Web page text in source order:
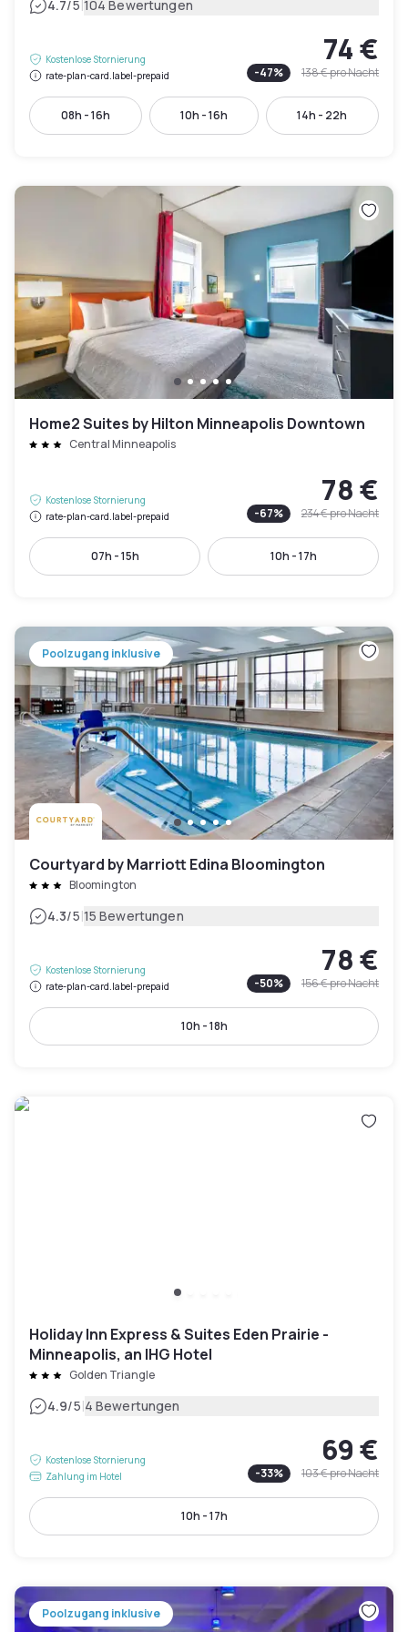
4.7/5 104 Bewertungen
Kostenlose Stornierung
rate-plan-card.label-prepaid
74 €
-47% 138 €pro Nacht
08h - 16h 10h - 16h 14h - 22h
Home2 Suites by Hilton Minneapolis Downtown
Central Minneapolis
Kostenlose Stornierung
rate-plan-card.label-prepaid
78 €
-67% 234 €pro Nacht
07h - 15h 10h - 17h
Poolzugang inklusive
Courtyard by Marriott Edina Bloomington
Bloomington
4.3/5|15 Bewertungen
Kostenlose Stornierung
rate-plan-card.label-prepaid
78 €
-50% 156 €pro Nacht
10h - 18h
Holiday Inn Express & Suites Eden Prairie -
Minneapolis, an IHG Hotel
Golden Triangle
4.9/5|4 Bewertungen
Kostenlose Stornierung
Zahlung im Hotel
69 €
-33% 103 €pro Nacht
10h - 17h
Poolzugang inklusive